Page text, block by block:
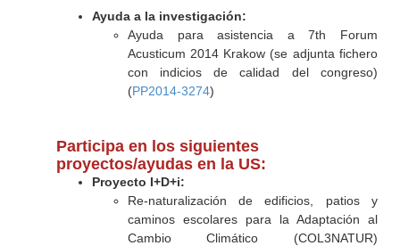
Ayuda a la investigación:
Ayuda para asistencia a 7th Forum
Acusticum 2014 Krakow (se adjunta fichero
con indicios de calidad del congreso)
(PP2014-3274)
Participa en los siguientes
proyectos/ayudas en la US:
Proyecto I+D+i:
Re-naturalización de edificios, patios y
caminos escolares para la Adaptación al
Cambio Climático (COL3NATUR)